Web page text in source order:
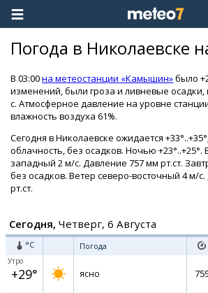
Погода в Николаевске
В 03:00на метеостанции «Камышин»было
изменений, были гроза и ливневые осадки,
с. Атмосферное давление на уровне
влажность воздуха 61%.
Сегодня в Николаевске ожидается
облачность, без осадков. Ночью +23°..+25°.
западный 2 м/с. Давление 757 мм рт.ст.
без осадков. Ветер северо-восточный 4 м/
рт.ст.
Сегодня, Четверг, 6 Августа
°C Погода
Утро
+29° ясно